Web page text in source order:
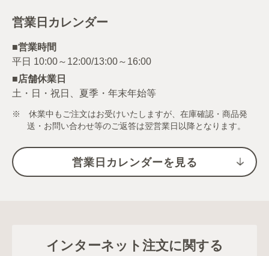
営業日カレンダー
■営業時間
■店舗休業日
土・日・祝日、夏季・年末年始等
※ 休業中もご注文はお受けいたしますが、在庫確認・商品発
送・お問い合わせ等のご返答は翌営業日以降となります。
営業日カレンダーを見る
インターネット注文に関する